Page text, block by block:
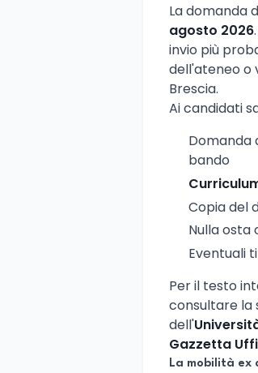
La domanda
agosto 2026
invio più
dell'ateneo o
Brescia.
Ai candidati
Domanda
bando
Copia del
Nulla osta
Eventuali
Per il testo
consultare la
dell'
Gazzetta
La mobilità ex